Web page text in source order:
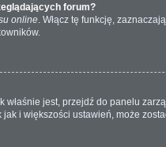
forum?
online. Włącz tę funkcję,
jest, przejdź do panelu
i większości ustawień, może